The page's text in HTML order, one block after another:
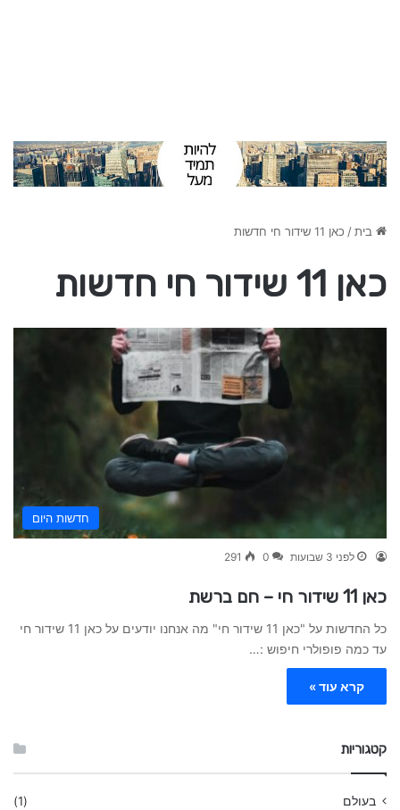
בית/ כאן 11 שידור חי חדשות
כאן 11 שידור חי חדשות
חדשות היום
לפני 3 שבועות 0
291
כאן 11 שידור חי – חם ברשת
כל החדשות על "כאן 11 שידור חי" מה אנחנו יודעים על כאן 11 שידור חי
עד כמה פופולרי חיפוש :…
קרא עוד »
קטגוריות
בעולם
(1)